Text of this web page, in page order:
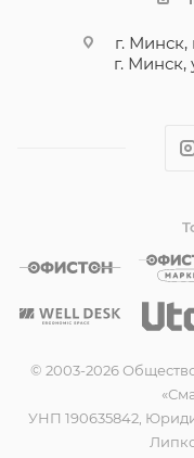
г. Минск,
г. Минск,
© 2003-2026
УНП 190635842,